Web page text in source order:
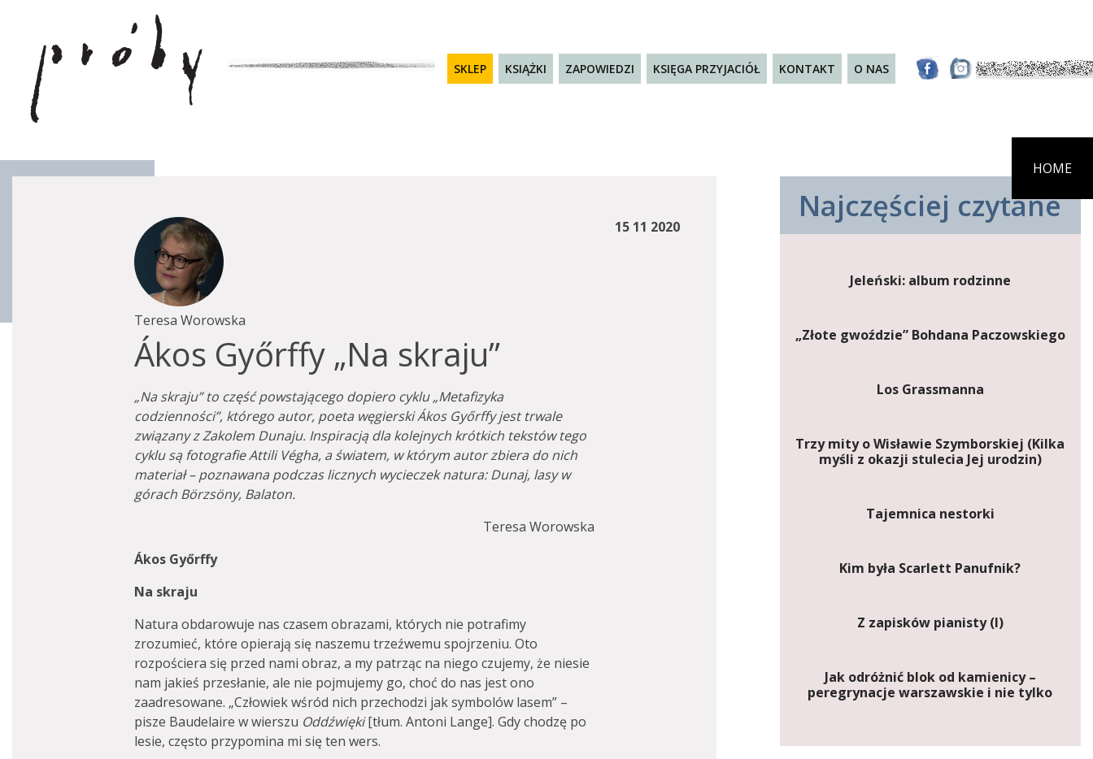
SKLEP KSIĄŻKI ZAPOWIEDZI KSIĘGA PRZYJACIÓŁ KONTAKT O NAS
HOME
15 11 2020
Teresa Worowska
Ákos Győrffy „Na skraju”
„Na skraju” to część powstającego dopiero cyklu „Metafizyka
codzienności”, którego autor, poeta węgierski Ákos Győrffy jest trwale
związany z Zakolem Dunaju. Inspiracją dla kolejnych krótkich tekstów tego
cyklu są fotografie Attili Végha, a światem, w którym autor zbiera do nich
materiał – poznawana podczas licznych wycieczek natura: Dunaj, lasy w
górach Börzsöny, Balaton.
Teresa Worowska
Ákos Győrffy
Na skraju
Natura obdarowuje nas czasem obrazami, których nie potrafimy
zrozumieć, które opierają się naszemu trzeźwemu spojrzeniu. Oto
rozpościera się przed nami obraz, a my patrząc na niego czujemy, że niesie
nam jakieś przesłanie, ale nie pojmujemy go, choć do nas jest ono
zaadresowane. „Człowiek wśród nich przechodzi jak symbolów lasem” –
pisze Baudelaire w wierszu Oddźwięki[tłum. Antoni Lange]. Gdy chodzę po
lesie, często przypomina mi się ten wers.
Najczęściej czytane
Jeleński: album rodzinne
„Złote gwoździe” Bohdana Paczowskiego
Los Grassmanna
Trzy mity o Wisławie Szymborskiej (Kilka
myśli z okazji stulecia Jej urodzin)
Tajemnica nestorki
Kim była Scarlett Panufnik?
Z zapisków pianisty (I)
Jak odróżnić blok od kamienicy –
peregrynacje warszawskie i nie tylko